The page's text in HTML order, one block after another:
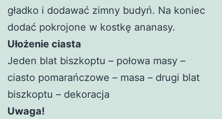
gładko i dodawać zimny budyń. Na koniec
dodać pokrojone w kostkę ananasy.
Ułożenie ciasta
Jeden blat biszkoptu – połowa masy –
ciasto pomarańczowe – masa – drugi blat
biszkoptu – dekoracja
Uwaga!